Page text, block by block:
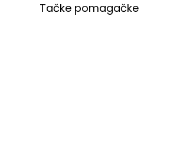
Tačke pomagačke